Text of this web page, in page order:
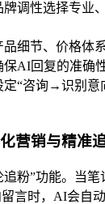
调性选择专业
细节、价格体
保AI回复的准确
定“咨询→识别
营销与精准
粉”功能。当笔
言时，AI会自